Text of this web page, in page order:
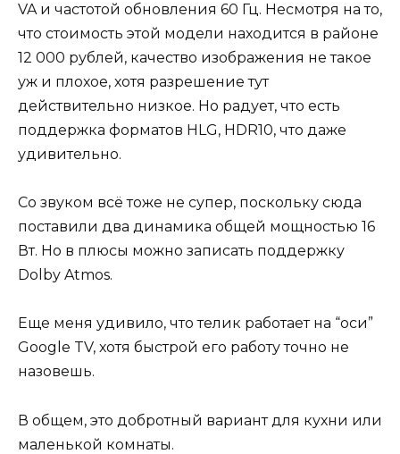
VA и частотой обновления 60 Гц. Несмотря на то,
что стоимость этой модели находится в районе
12 000 рублей, качество изображения не такое
уж и плохое, хотя разрешение тут
действительно низкое. Но радует, что есть
поддержка форматов HLG, HDR10, что даже
удивительно.
Со звуком всё тоже не супер, поскольку сюда
поставили два динамика общей мощностью 16
Вт. Но в плюсы можно записать поддержку
Dolby Atmos.
Еще меня удивило, что телик работает на “оси”
Google TV, хотя быстрой его работу точно не
назовешь.
В общем, это добротный вариант для кухни или
маленькой комнаты.